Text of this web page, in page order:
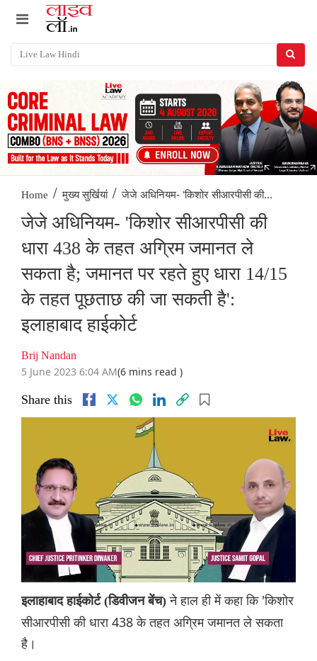
Home / मुख्य सुर्खियां / जेजे अधिनियम- 'किशोर सीआरपीसी की...
जेजे अधिनियम- 'किशोर सीआरपीसी की
धारा 438 के तहत अग्रिम जमानत ले
सकता है; जमानत पर रहते हुए धारा 14/15
के तहत पूछताछ की जा सकती है':
इलाहाबाद हाईकोर्ट
Brij Nandan
5 June 2023 6:04 AM(6 mins read )
Share this
इलाहाबाद हाईकोर्ट (डिवीजन बेंच) ने हाल ही में कहा कि 'किशोर
सीआरपीसी की धारा 438 के तहत अग्रिम जमानत ले सकता
है।